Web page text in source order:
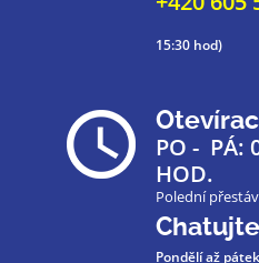
15:30 hod)
PO - PÁ:
HOD.
Polední
Pondělí až pátek